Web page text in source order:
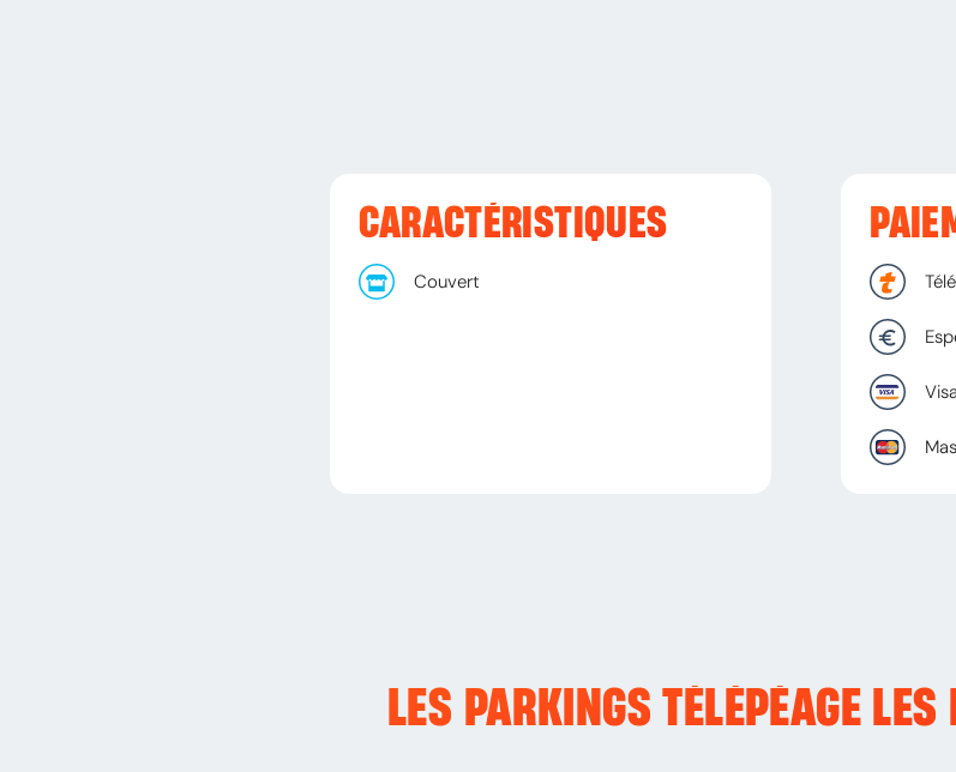
CARACTÉRISTIQUES
Couvert
Visa
LES PARKINGS TÉLÉPÉAGE